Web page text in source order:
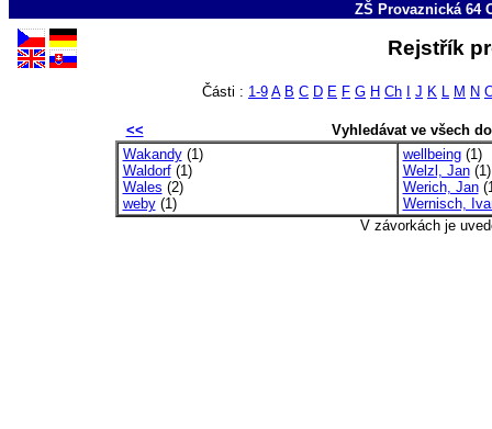
ZŠ Provaznická 64
Rejstřík
Části : 1-9 A B C D E F G H Ch J K L M N
<<
Vyhledávat ve všech
Wakandy(1)
Waldorf(1)
Wales (2)
weby(1)
wellbeing(1)
Welzl, Jan(1)
Werich, Jan
Wernisch,
V závorkách je